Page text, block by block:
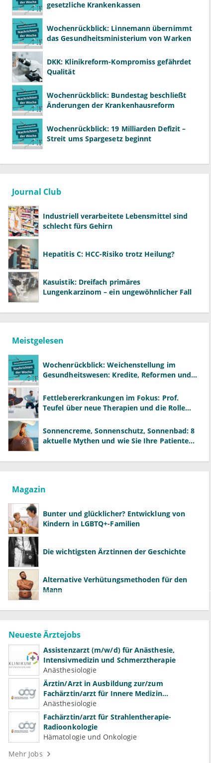
gesetzliche Krankenkassen
Wochenrückblick: Linnemann übernimmt
das Gesundheitsministerium von Warken
DKK: Klinikreform-Kompromiss gefährdet
Qualität
Wochenrückblick: Bundestag beschließt
Änderungen der Krankenhausreform
Wochenrückblick: 19 Milliarden Defizit –
Streit ums Spargesetz beginnt
Journal Club
Industriell verarbeitete Lebensmittel sind
schlecht fürs Gehirn
Hepatitis C: HCC-Risiko trotz Heilung?
Kasuistik: Dreifach primäres
Lungenkarzinom – ein ungewöhnlicher Fall
Meistgelesen
Wochenrückblick: Weichenstellung im
Gesundheitswesen: Kredite, Reformen und
Fettlebererkrankungen im Fokus: Prof.
Teufel über neue Therapien und die Rolle
Sonnencreme, Sonnenschutz, Sonnenbad: 8
aktuelle Mythen und wie Sie Ihre Patienten
Magazin
Bunter und glücklicher? Entwicklung von
Kindern in LGBTQ+-Familien
Die wichtigsten Ärztinnen der Geschichte
Alternative Verhütungsmethoden für den
Mann
Neueste Ärztejobs
Assistenzarzt (m/w/d) für Anästhesie,
Intensivmedizin und Schmerztherapie
Anästhesiologie
Ärztin/Arzt in Ausbildung zur/zum
Fachärztin/arzt für Innere Medizin
(Kardiologie, Nephrologie, Intensivmedizin)
Anästhesiologie
Fachärztin/arzt für Strahlentherapie-
Radioonkologie
Hämatologie und Onkologie
Mehr Jobs